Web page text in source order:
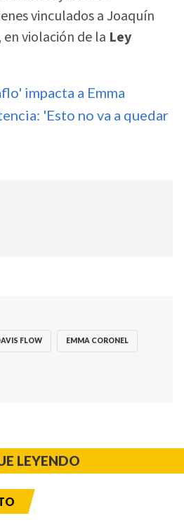
vinculados a Joaquín
en violación de la Ley
impacta a Emma
'Esto no va a quedar
FLOW EMMA CORONEL
LEYENDO